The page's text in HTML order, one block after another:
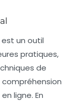
est un outil
pratiques,
de
compréhension
ligne. En